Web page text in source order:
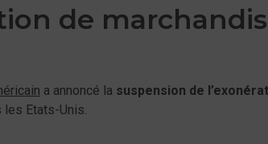
de
a annoncé la suspension de
les Etats-Unis.